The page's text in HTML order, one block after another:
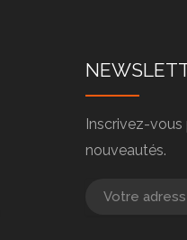
Inscrivez-vous
nouveautés.